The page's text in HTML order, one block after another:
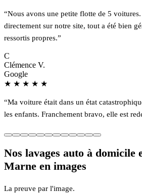
“Nous avons une petite flotte de 5 voitures.
directement sur notre site, tout a été bien
ressortis propres.”
C
Clémence V.
Google
★ ★ ★ ★ ★
“Ma voiture était dans un état
les enfants. Franchement bravo, elle est
Nos lavages auto à domicile
Marne en images
La preuve par l'image.